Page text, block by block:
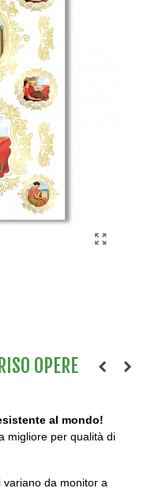
OPERE
al mondo!
migliore per qualità di
variano da monitor a